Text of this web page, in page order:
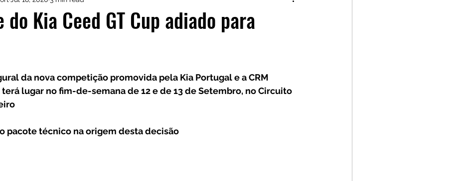
Kia Ceed GT Cup adiado para
da nova competição promovida pela Kia Portugal e a CRM
lugar no fim-de-semana de 12 e de 13 de Setembro, no Circuito
pacote técnico na origem desta decisão